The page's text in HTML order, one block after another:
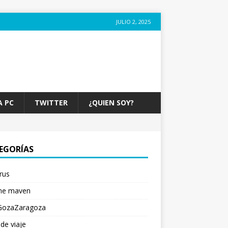
JULIO 2, 2025
PC TWITTER ¿QUIEN SOY?
maven
viaje